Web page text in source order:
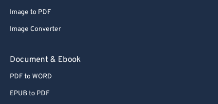
Image to PDF
Image Converter
Document & Ebook
PDF to WORD
EPUB to PDF